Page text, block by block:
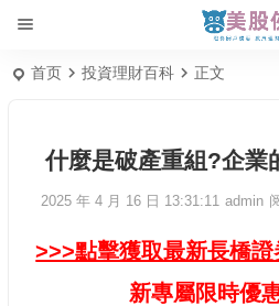
首页 投資理財百科 正文
什麼是破產重組?企業
2025 年 4 月 16 日 13:31:11 admin
>>>點擊獲取最新長橋
新專屬限時優